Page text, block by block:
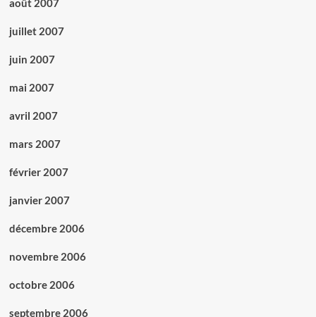
août 2007
juillet 2007
juin 2007
mai 2007
avril 2007
mars 2007
février 2007
janvier 2007
décembre 2006
novembre 2006
octobre 2006
septembre 2006